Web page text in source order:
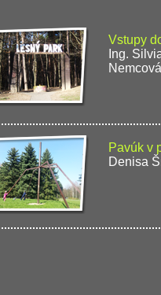
Vstupy
Ing.
Nemcová
Pavúk v
Denisa